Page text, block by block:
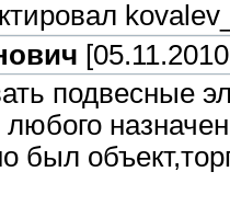
подвесные
был